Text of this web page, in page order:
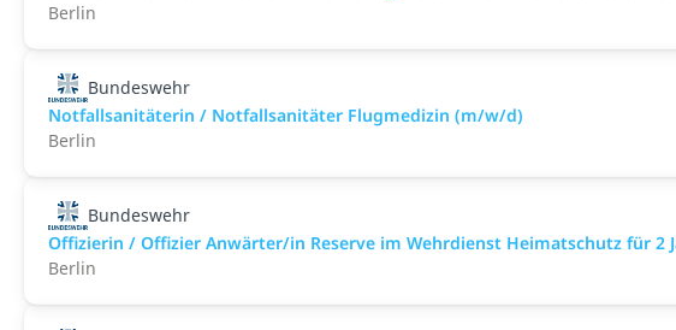
Berlin
Bundeswehr
Notfallsanitäterin / Notfallsanitäter Flugmedizin (m/w/d)
Berlin
Bundeswehr
Offizierin / Offizier Anwärter/in Reserve im Wehrdienst Heimatschutz für 2
Berlin